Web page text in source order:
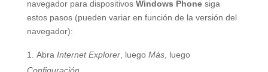
navegador para dispositivos Windows Phonesiga
estos pasos (pueden variar en función de la versión del
navegador):
Abra Internet Explorer, luego Más, luego